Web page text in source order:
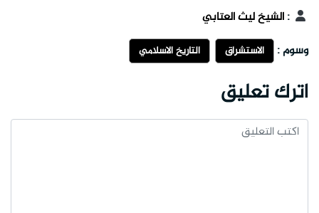
:الشيخ ليث العتابي
وسوم :
الاستشراق التاريخ الاسلامي
اترك تعليق